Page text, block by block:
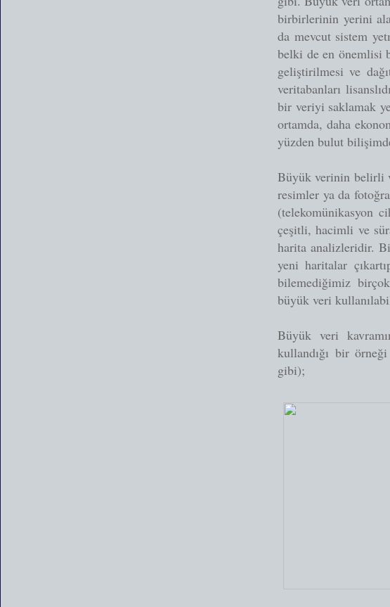
birbirlerinin yerini
da mevcut sistem
belki de en önemlisi
geliştirilmesi ve
veritabanları
bir veriyi saklamak
ortamda, daha
yüzden bulut
Büyük verinin belirli
resimler ya da
(telekomünikasyon
çeşitli, hacimli ve
harita analizleridir.
yeni haritalar
bilemediğimiz
büyük veri
Büyük veri
kullandığı bir
gibi);